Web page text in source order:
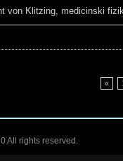
von Klitzing, medicinski
«
All rights reserved.